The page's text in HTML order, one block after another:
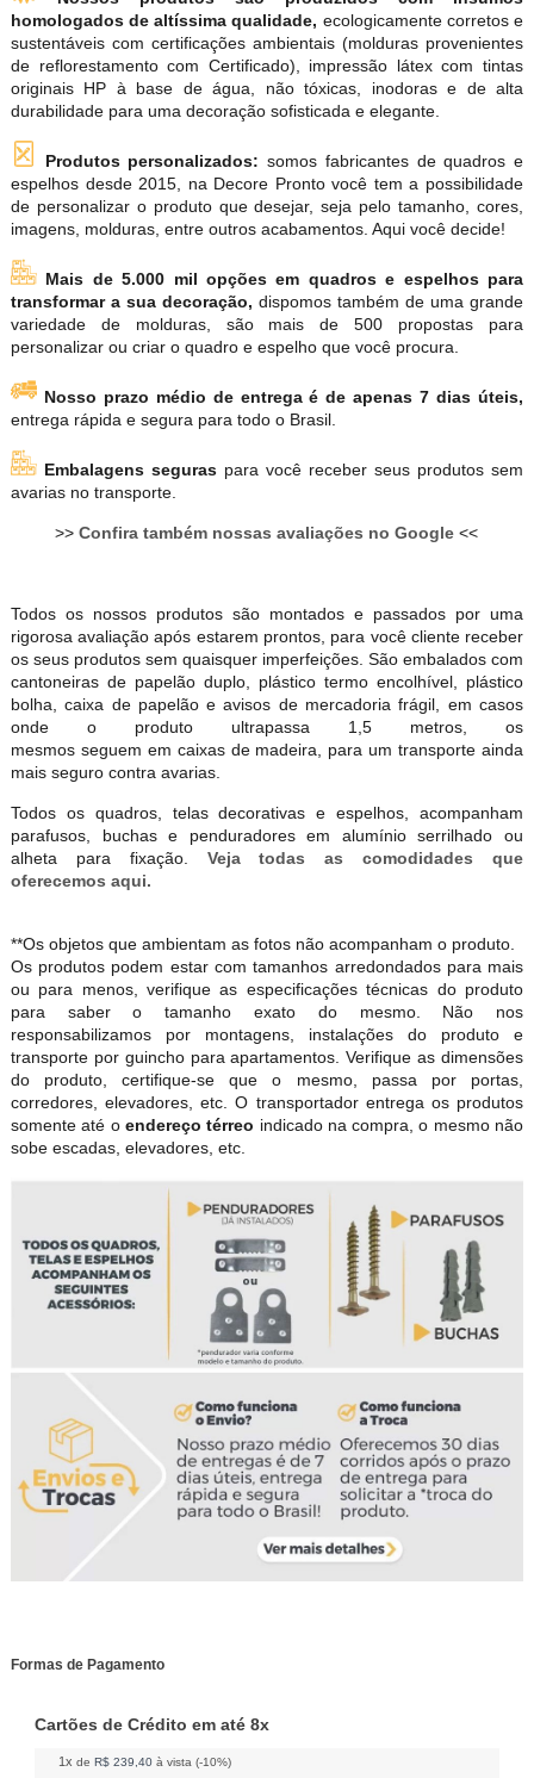
homologados de altíssima qualidade, ecologicamente corretos e
sustentáveis com certificações ambientais (molduras provenientes
de reflorestamento com Certificado), impressão látex com tintas
originais HP à base de água, não tóxicas, inodoras e de alta
durabilidade para uma decoração sofisticada e elegante.
Produtos personalizados: somos fabricantes de quadros e
espelhos desde 2015, na Decore Pronto você tem a possibilidade
de personalizar o produto que desejar, seja pelo tamanho, cores,
imagens, molduras, entre outros acabamentos. Aqui você decide!
Mais de 5.000 mil opções em quadros e espelhos para
transformar a sua decoração, dispomos também de uma grande
variedade de molduras, são mais de 500 propostas para
personalizar ou criar o quadro e espelho que você procura.
Nosso prazo médio de entrega é de apenas 7 dias úteis,
entrega rápida e segura para todo o Brasil.
Embalagens seguras para você receber seus produtos sem
avarias no transporte.
>>Confira também nossas avaliações no Google <<
Todos os nossos produtos são montados e passados por uma
rigorosa avaliação após estarem prontos, para você cliente receber
os seus produtos sem quaisquer imperfeições. São embalados com
cantoneiras de papelão duplo, plástico termo encolhível, plástico
bolha, caixa de papelão e avisos de mercadoria frágil, em casos
onde o produto ultrapassa 1,5 metros, os
mesmos seguem em caixas de madeira, para um transporte ainda
mais seguro contra avarias.
Todos os quadros, telas decorativas e espelhos, acompanham
parafusos, buchas e penduradores em alumínio serrilhado ou
alheta para fixação. Veja todas as comodidades que
oferecemos aqui.
**Os objetos que ambientam as fotos não acompanham o produto.
Os produtos podem estar com tamanhos arredondados para mais
ou para menos, verifique as especificações técnicas do produto
para saber o tamanho exato do mesmo. Não nos
responsabilizamos por montagens, instalações do produto e
transporte por guincho para apartamentos. Verifique as dimensões
do produto, certifique-se que o mesmo, passa por portas,
corredores, elevadores, etc. O transportador entrega os produtos
somente até o endereço térreo indicado na compra, o mesmo não
sobe escadas, elevadores, etc.
Formas de Pagamento
Cartões de Crédito em até 8x
1x de R$ 239,40 à vista (-10%)